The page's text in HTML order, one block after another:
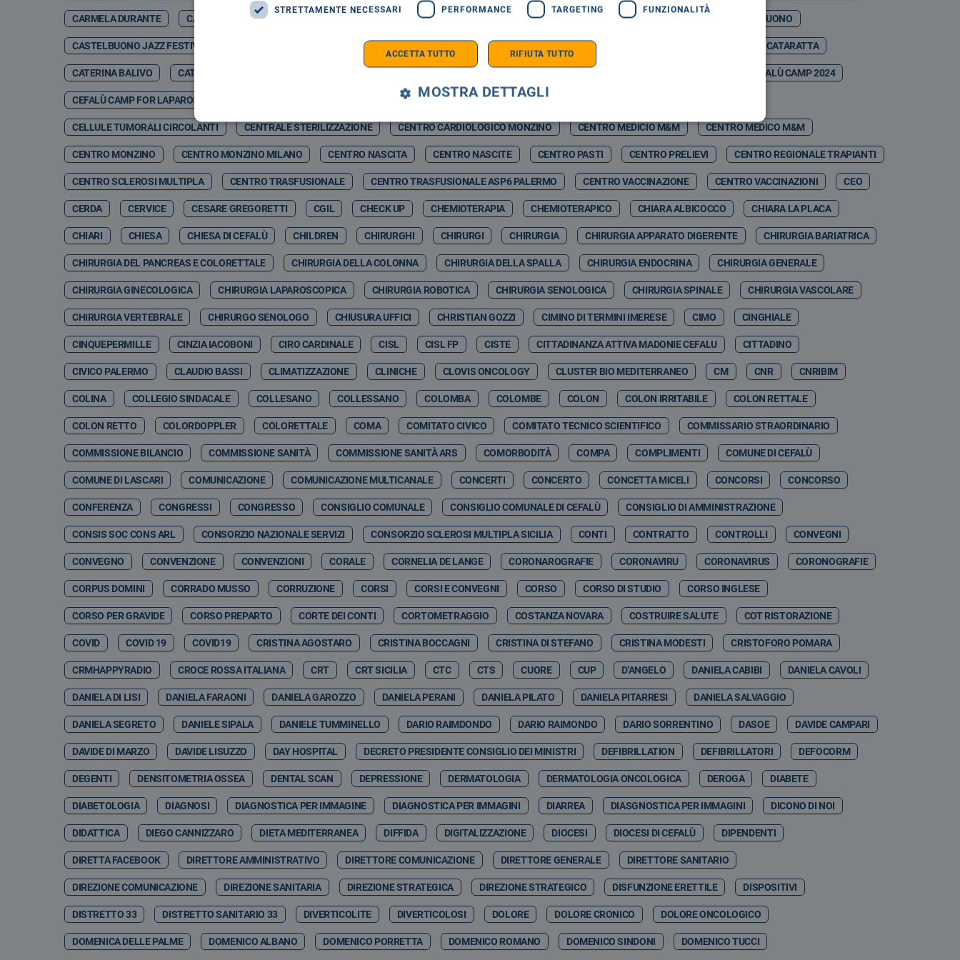
CARMELA DURANTE CARMELO DI GIORGIO CASAGIT SALUTE CASERMA BOTTA CASO MARTINA CASTELBUONO
CASTELBUONO JAZZ FESTIVAL CASTELBUONO JAZZ WINTER CASTELBUONO SCIENZA CASTELBUONO WINTER FESTIVAL CATARATTA
CATERINA BALIVO CATETERE TETRAPOLARE CEFALÙ CAMP 2024
CEFALÙ CAMP FOR LAPAROSCOPIC & ROBOTIC SURGERY & ARTIFCIAL INTELLIGENCE CEFALÙ ENERGIA SPA
CELLULE TUMORALI CIRCOLANTI CENTRALE STERILIZZAZIONE CENTRO CARDIOLOGICO MONZINO CENTRO MEDICIO M&M CENTRO MEDICO M&M
CENTRO MONZINO CENTRO MONZINO MILANO CENTRO NASCITA CENTRO NASCITE CENTRO PASTI CENTRO PRELIEVI CENTRO REGIONALE TRAPIANTI
CENTRO SCLEROSI MULTIPLA CENTRO TRASFUSIONALE CENTRO TRASFUSIONALE ASP6 PALERMO CENTRO VACCINAZIONE CENTRO VACCINAZIONI CEO
CERDA CERVICE CESARE GREGORETTI CGIL CHECK UP CHEMIOTERAPIA CHEMIOTERAPICO CHIARA ALBICOCCO CHIARA LA PLACA
CHIARI CHIESA CHIESA DI CEFALÙ CHILDREN CHIRURGHI CHIRURGI CHIRURGIA CHIRURGIA APPARATO DIGERENTE CHIRURGIA BARIATRICA
CHIRURGIA DEL PANCREAS E COLORETTALE CHIRURGIA DELLA COLONNA CHIRURGIA DELLA SPALLA CHIRURGIA ENDOCRINA CHIRURGIA GENERALE
CHIRURGIA GINECOLOGICA CHIRURGIA LAPAROSCOPICA CHIRURGIA ROBOTICA CHIRURGIA SENOLOGICA CHIRURGIA SPINALE CHIRURGIA VASCOLARE
CHIRURGIA VERTEBRALE CHIRURGO SENOLOGO CHIUSURA UFFICI CHRISTIAN GOZZI CIMINO DI TERMINI IMERESE CIMO CINGHIALE
CINQUEPERMILLE CINZIA IACOBONI CIRO CARDINALE CISL CISL FP CISTE CITTADINANZA ATTIVA MADONIE CEFALU CITTADINO
CIVICO PALERMO CLAUDIO BASSI CLIMATIZZAZIONE CLINICHE CLOVIS ONCOLOGY CLUSTER BIO MEDITERRANEO CM CNR CNRIBIM
COLINA COLLEGIO SINDACALE COLLESANO COLLESSANO COLOMBA COLOMBE COLON COLON IRRITABILE COLON RETTALE
COLON RETTO COLORDOPPLER COLORETTALE COMA COMITATO CIVICO COMITATO TECNICO SCIENTIFICO COMMISSARIO STRAORDINARIO
COMMISSIONE BILANCIO COMMISSIONE SANITÀ COMMISSIONE SANITÀ ARS COMORBODITÀ COMPA COMPLIMENTI COMUNE DI CEFALÙ
COMUNE DI LASCARI COMUNICAZIONE COMUNICAZIONE MULTICANALE CONCERTI CONCERTO CONCETTA MICELI CONCORSI CONCORSO
CONFERENZA CONGRESSI CONGRESSO CONSIGLIO COMUNALE CONSIGLIO COMUNALE DI CEFALÙ CONSIGLIO DI AMMINISTRAZIONE
CONSIS SOC CONS ARL CONSORZIO NAZIONALE SERVIZI CONSORZIO SCLEROSI MULTIPLA SICILIA CONTI CONTRATTO CONTROLLI CONVEGNI
CONVEGNO CONVENZIONE CONVENZIONI CORALE CORNELIA DE LANGE CORONAROGRAFIE CORONAVIRU CORONAVIRUS CORONOGRAFIE
CORPUS DOMINI CORRADO MUSSO CORRUZIONE CORSI CORSI E CONVEGNI CORSO CORSO DI STUDIO CORSO INGLESE
CORSO PER GRAVIDE CORSO PREPARTO CORTE DEI CONTI CORTOMETRAGGIO COSTANZA NOVARA COSTRUIRE SALUTE COT RISTORAZIONE
COVID COVID 19 COVID19 CRISTINA AGOSTARO CRISTINA BOCCAGNI CRISTINA DI STEFANO CRISTINA MODESTI CRISTOFORO POMARA
CRMHAPPYRADIO CROCE ROSSA ITALIANA CRT CRT SICILIA CTC CTS CUORE CUP D'ANGELO DANIELA CABIBI DANIELA CAVOLI
DANIELA DI LISI DANIELA FARAONI DANIELA GAROZZO DANIELA PERANI DANIELA PILATO DANIELA PITARRESI DANIELA SALVAGGIO
DANIELA SEGRETO DANIELE SIPALA DANIELE TUMMINELLO DARIO RAIMDONDO DARIO RAIMONDO DARIO SORRENTINO DASOE DAVIDE CAMPARI
DAVIDE DI MARZO DAVIDE LISUZZO DAY HOSPITAL DECRETO PRESIDENTE CONSIGLIO DEI MINISTRI DEFIBRILLATION DEFIBRILLATORI DEFOCORM
DEGENTI DENSITOMETRIA OSSEA DENTAL SCAN DEPRESSIONE DERMATOLOGIA DERMATOLOGIA ONCOLOGICA DEROGA DIABETE
DIABETOLOGIA DIAGNOSI DIAGNOSTICA PER IMMAGINE DIAGNOSTICA PER IMMAGINI DIARREA DIASGNOSTICA PER IMMAGINI DICONO DI NOI
DIDATTICA DIEGO CANNIZZARO DIETA MEDITERRANEA DIFFIDA DIGITALIZZAZIONE DIOCESI DIOCESI DI CEFALÙ DIPENDENTI
DIRETTA FACEBOOK DIRETTORE AMMINISTRATIVO DIRETTORE COMUNICAZIONE DIRETTORE GENERALE DIRETTORE SANITARIO
DIREZIONE COMUNICAZIONE DIREZIONE SANITARIA DIREZIONE STRATEGICA DIREZIONE STRATEGICO DISFUNZIONE ERETTILE DISPOSITIVI
DISTRETTO 33 DISTRETTO SANITARIO 33 DIVERTICOLITE DIVERTICOLOSI DOLORE DOLORE CRONICO DOLORE ONCOLOGICO
DOMENICA DELLE PALME DOMENICO ALBANO DOMENICO PORRETTA DOMENICO ROMANO DOMENICO SINDONI DOMENICO TUCCI
STRETTAMENTE NECESSARI PERFORMANCE TARGETING FUNZIONALITÀ
ACCETTA TUTTO RIFIUTA TUTTO
MOSTRA DETTAGLI